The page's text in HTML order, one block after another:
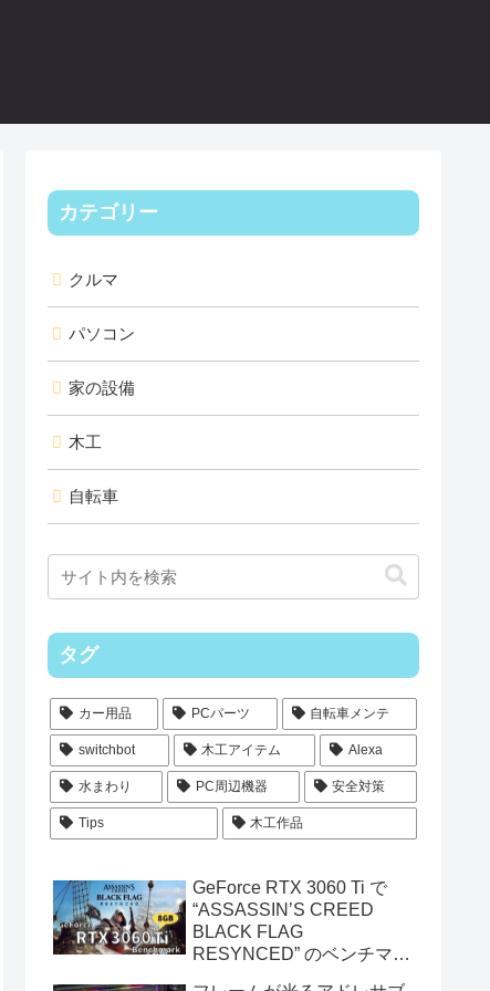
カテゴリー
クルマ
パソコン
家の設備
木工
自転車
タグ
カー用品 PCパーツ 自転車メンテ
switchbot 木工アイテム Alexa
水まわり PC周辺機器 安全対策
Tips 木工作品
GeForce RTX 3060 Ti で
“ASSASSIN’S CREED
BLACK FLAG
RESYNCED” のベンチマー